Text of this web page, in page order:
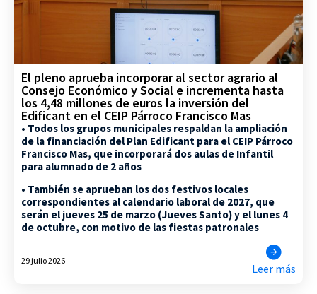
El pleno aprueba incorporar al sector agrario al
Consejo Económico y Social e incrementa hasta
los 4,48 millones de euros la inversión del
Edificant en el CEIP Párroco Francisco Mas
• Todos los grupos municipales respaldan la ampliación
de la financiación del Plan Edificant para el CEIP Párroco
Francisco Mas, que incorporará dos aulas de Infantil
para alumnado de 2 años
• También se aprueban los dos festivos locales
correspondientes al calendario laboral de 2027, que
serán el jueves 25 de marzo (Jueves Santo) y el lunes 4
de octubre, con motivo de las fiestas patronales
29 julio 2026
Leer más